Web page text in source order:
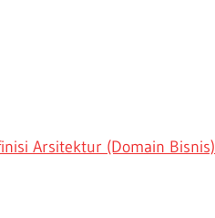
Arsitektur (Domain Bisnis)